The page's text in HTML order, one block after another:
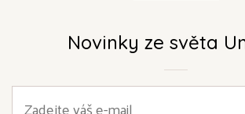
Novinky ze světa